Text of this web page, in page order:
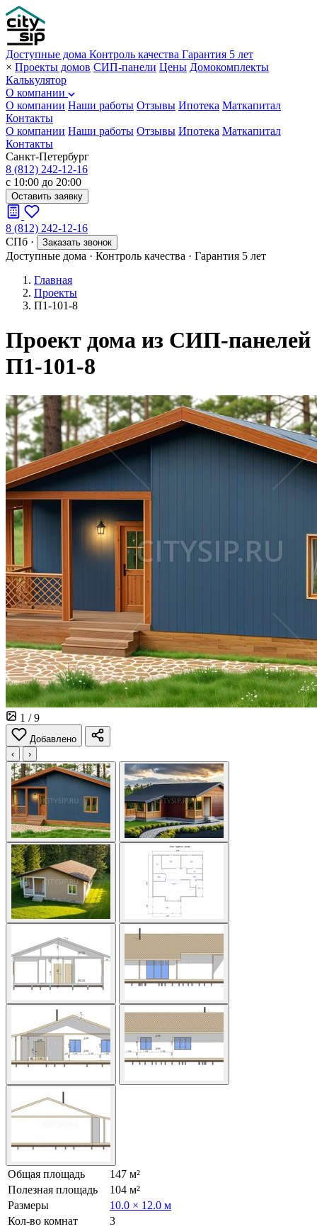
Доступные дома Контроль качества Гарантия 5 лет
× Проекты домов СИП-панели Цены Домокомплекты
Калькулятор
О компании
О компании Наши работы Отзывы Ипотека Маткапитал
Контакты
О компании Наши работы Отзывы Ипотека Маткапитал
Контакты
Санкт-Петербург
8 (812) 242-12-16
с 10:00 до 20:00
Оставить заявку
8 (812) 242-12-16
СПб · Заказать звонок
Доступные дома · Контроль качества · Гарантия 5 лет
Главная
Проекты
П1-101-8
Проект дома из СИП-панелей
П1-101-8
1 / 9
Добавлено
‹
›
Общая площадь
147 м²
Полезная площадь
104 м²
Размеры
10.0 × 12.0 м
Кол-во комнат
3